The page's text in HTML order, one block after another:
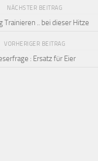
NÄCHSTER BEITRAG
Trainieren .. bei dieser Hitze
VORHERIGER BEITRAG
: Ersatz für Eier